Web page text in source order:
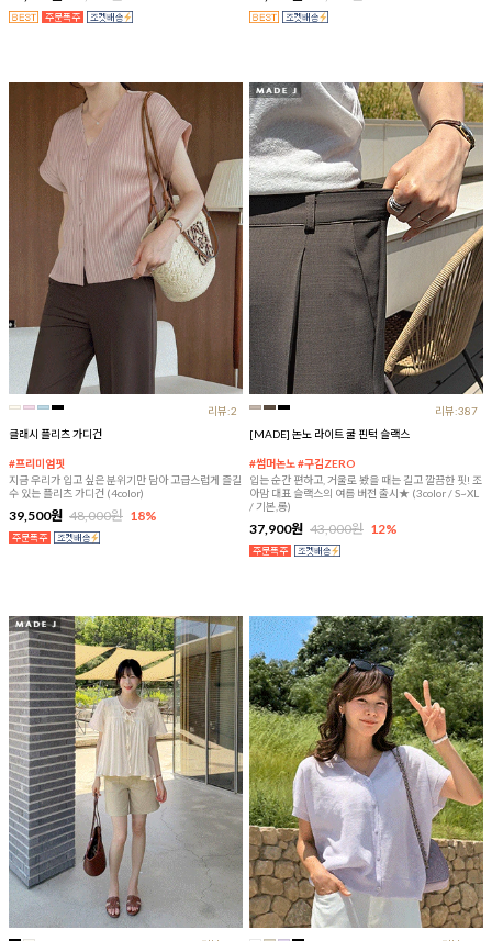
리뷰:2
클래시 플리츠 가디건
#프리미엄핏
지금 우리가 입고 싶은 분위기만 담아 고급스럽게 즐길
수 있는 플리츠 가디건 (4color)
39,500원 48,000원 18%
리뷰:387
[MADE] 논노 라이트 쿨 핀턱 슬랙스
#썸머논노 #구김ZERO
입는 순간 편하고, 거울로 봤을 때는 길고 깔끔한 핏! 조
아맘 대표 슬랙스의 여름 버전 출시★ (3color / S~XL
/ 기본,롱)
37,900원 43,000원 12%